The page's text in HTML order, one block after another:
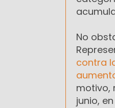
No
contra
motivo,
junio,